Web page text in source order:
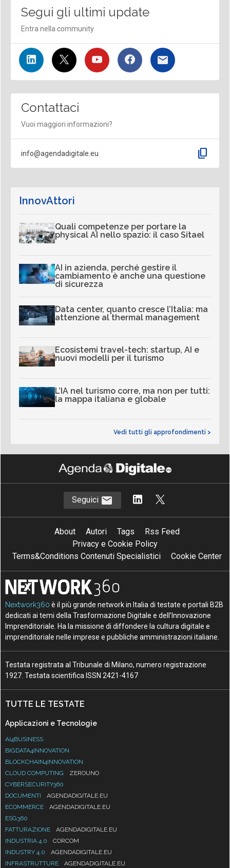
Segui gli ultimi update
Entra nella community
Contattaci
Vuoi maggiori informazioni?
info@agendadigitale.eu content_copy
InnovAttori
Quali competenze per portare la
physical AI nello spazio: il caso Sitael
AI in azienda, perché gestire il
cambiamento è anche una questione
di sicurezza
Data center, quanto cresce l’Italia: ma
attenzione al thermal management
Ecosistemi travel-tech: startup, AI e
nuovi modelli per il turismo
L’IA nel turismo corre, ma non per tutti:
la mappa italiana e globale
Vedi tutti gli approfondimenti >
Seguici
About Autori Tags
Rss Feed
Privacy e Cookie Policy
Terms&Conditions Contenuti Specialistici
Cookie Center
Nextwork360 è il più grande network in Italia di testate e portali B2B
dedicati ai temi della Trasformazione Digitale e dell’Innovazione
Imprenditoriale. Ha la missione di diffondere la cultura digitale e
imprenditoriale nelle imprese e pubbliche amministrazioni italiane.
Testata registrata al Tribunale di Milano, numero registrazione
1927. Testata scientifica ISSN 2421-4167
TUTTE LE TESTATE
Applicazioni e Tecnologie
AI4BUSINESS
BIGDATA4INNOVATION
BLOCKCHAIN4INNOVATION
CLOUD COMPUTING
ZEROUNO
CYBERSECURITY360
DOCUMENTI
AGENDADIGITALE.EU
ECOMMERCE
AGENDADIGITALE.EU
ESG360
FATTURAZIONE
AGENDADIGITALE.EU
INDUSTRIA 4.0
CORCOM
INDUSTRY 4.0
AGENDADIGITALE.EU
INFRASTRUTTURE
AGENDADIGITALE.EU